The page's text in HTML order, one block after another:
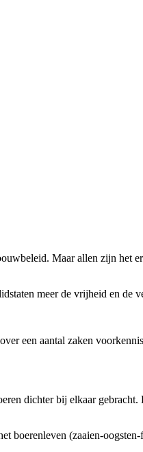
Maar allen zijn het
meer de vrijheid en de
een aantal zaken
dichter bij elkaar
(zaaien-